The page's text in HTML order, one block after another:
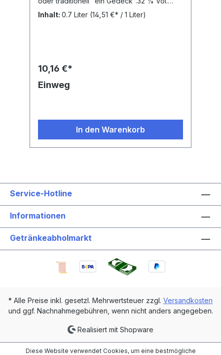
Inhalt: 0.7 Liter (14,51 €* / 1 Liter)
10,16 €*
Einweg
In den Warenkorb
Service-Hotline
Informationen
Getränkeabholmarkt
* Alle Preise inkl. gesetzl. Mehrwertsteuer zzgl. Versandkosten
und ggf. Nachnahmegebühren, wenn nicht anders angegeben.
Realisiert mit Shopware
Diese Website verwendet Cookies, um eine bestmögliche